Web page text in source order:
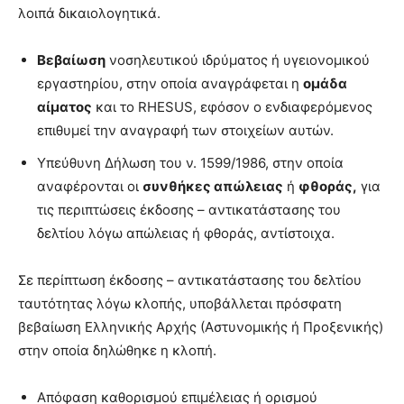
λοιπά δικαιολογητικά.
Βεβαίωση νοσηλευτικού ιδρύματος ή υγειονομικού
εργαστηρίου, στην οποία αναγράφεται η ομάδα
αίματος και το RHESUS, εφόσον ο ενδιαφερόμενος
επιθυμεί την αναγραφή των στοιχείων αυτών.
Υπεύθυνη Δήλωση του ν. 1599/1986, στην οποία
αναφέρονται οι συνθήκες απώλειας ή φθοράς, για
τις περιπτώσεις έκδοσης – αντικατάστασης του
δελτίου λόγω απώλειας ή φθοράς, αντίστοιχα.
Σε περίπτωση έκδοσης – αντικατάστασης του δελτίου
ταυτότητας λόγω κλοπής, υποβάλλεται πρόσφατη
βεβαίωση Ελληνικής Αρχής (Αστυνομικής ή Προξενικής)
στην οποία δηλώθηκε η κλοπή.
Απόφαση καθορισμού επιμέλειας ή ορισμού